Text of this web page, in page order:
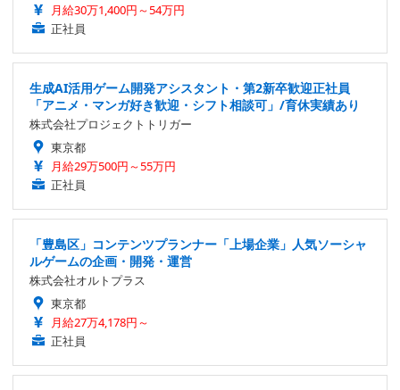
月給30万1,400円～54万円
正社員
生成AI活用ゲーム開発アシスタント・第2新卒歓迎正社員
「アニメ・マンガ好き歓迎・シフト相談可」/育休実績あり
株式会社プロジェクトトリガー
東京都
月給29万500円～55万円
正社員
「豊島区」コンテンツプランナー「上場企業」人気ソーシャ
ルゲームの企画・開発・運営
株式会社オルトプラス
東京都
月給27万4,178円～
正社員